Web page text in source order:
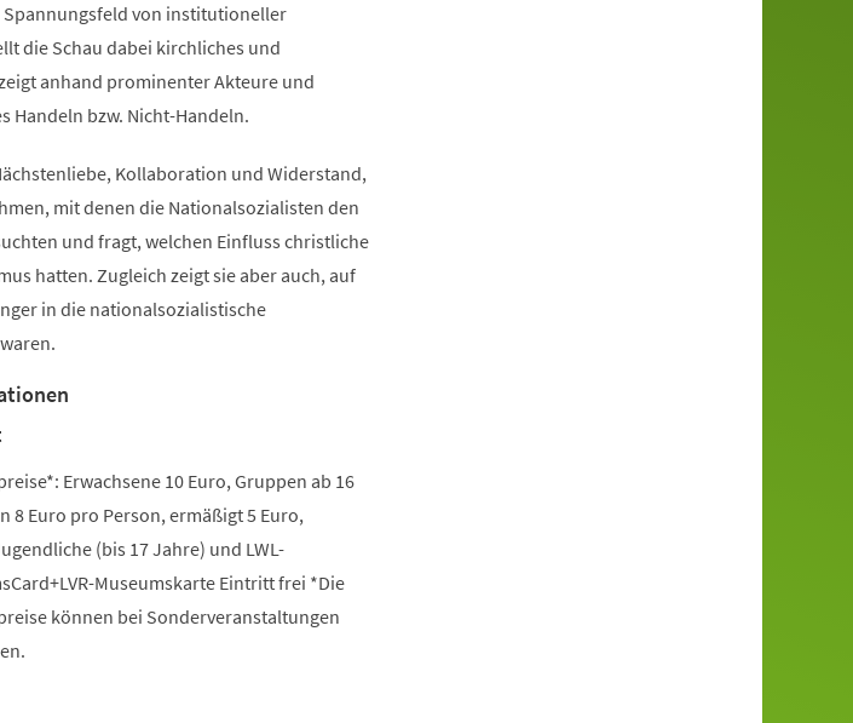
von institutioneller
die Schau dabei kirchliches und
anhand prominenter Akteure und
Handeln bzw. Nicht-Handeln.
Kollaboration und Widerstand,
mit denen die Nationalsozialisten den
und fragt, welchen Einfluss christliche
hatten. Zugleich zeigt sie aber auch, auf
in die nationalsozialistische
Erwachsene 10 Euro, Gruppen ab 16
8 Euro pro Person, ermäßigt 5 Euro,
(bis 17 Jahre) und LWL-
Museumskarte Eintritt frei *Die
können bei Sonderveranstaltungen